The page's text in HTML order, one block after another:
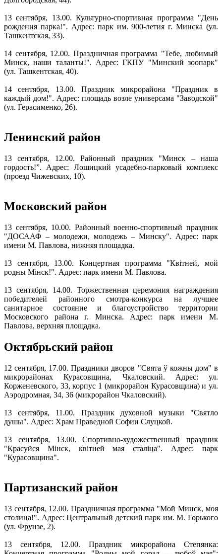
13 сентября, 13.00. Культурно-спортивная программа "День
рождения парка!". Адрес: парк им. 900-летия г. Минска (ул.
Ташкентская, 33).
14 сентября, 12.00. Праздничная программа "Тебе, любимый
Минск, наши таланты!". Адрес: ГКПУ "Минский зоопарк"
(ул. Ташкентская, 40).
14 сентября, 13.00. Праздник микрорайона "Праздник в
каждый дом!". Адрес: площадь возле универсама "Заводской"
(ул. Герасименко, 26).
Ленинский район
13 сентября, 12.00. Районный праздник "Минск – наша
гордость!”. Адрес: Лошицкий усадебно-парковый комплекс
(проезд Чижевских, 10).
Московский район
13 сентября, 10.00. Районный военно-спортивный праздник
"ДОСААФ – молодежи, молодежь – Минску". Адрес: парк
имени М. Павлова, нижняя площадка.
13 сентября, 13.00. Концертная программа "Квітней, мой
родны Мінск!". Адрес: парк имени М. Павлова.
13 сентября, 14.00. Торжественная церемония награждения
победителей районного смотра-конкурса на лучшее
санитарное состояние и благоустройство территории
Московского района г. Минска. Адрес: парк имени М.
Павлова, верхняя площадка.
Октябрьский район
12 сентября, 17.00. Праздники дворов "Свята ў кожны дом" в
микрорайонах Курасовщина, Чкаловский. Адрес: ул.
Корженевского, 33, корпус 1 (микрорайон Курасовщина) и ул.
Аэродромная, 34, 36 (микрорайон Чкаловский).
13 сентября, 11.00. Праздник духовной музыки "Святло
душы". Адрес: Храм Праведной Софии Слуцкой.
13 сентября, 13.00. Спортивно-художественный праздник
"Красуйся Мінск, квітней мая сталіца". Адрес: парк
"Курасовщина".
Партизанский район
13 сентября, 12.00. Праздничная программа "Мой Минск, моя
столица!". Адрес: Центральный детский парк им. М. Горького
(ул. Фрунзе, 2).
13 сентября, 12.00. Праздник микрорайона Степянка: